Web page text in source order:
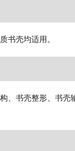
书壳均适用。
、书壳整形、书